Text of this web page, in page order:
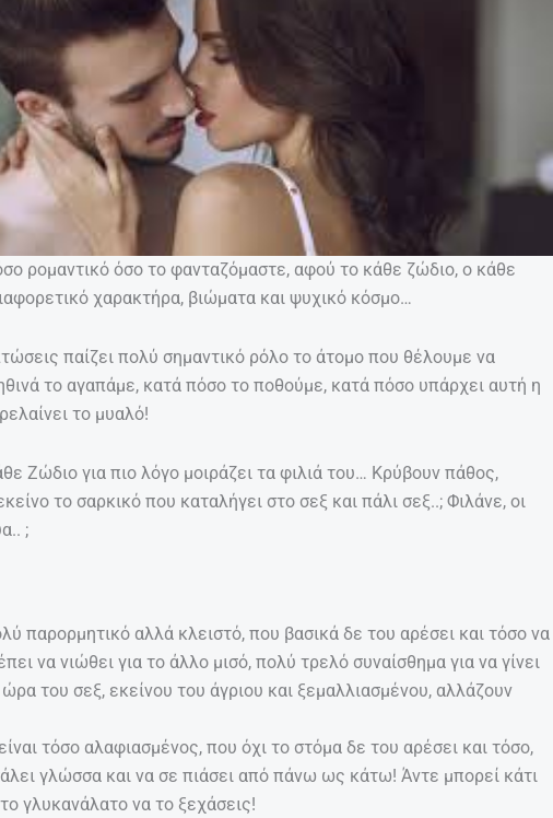
ρομαντικό όσο το φανταζόμαστε, αφού το κάθε ζώδιο, ο κάθε
χαρακτήρα, βιώματα και ψυχικό κόσμο…
παίζει πολύ σημαντικό ρόλο το άτομο που θέλουμε να
το αγαπάμε, κατά πόσο το ποθούμε, κατά πόσο υπάρχει αυτή η
το μυαλό!
Ζώδιο για πιο λόγο μοιράζει τα φιλιά του… Κρύβουν πάθος,
το σαρκικό που καταλήγει στο σεξ και πάλι σεξ..; Φιλάνε, οι
;
παρορμητικό αλλά κλειστό, που βασικά δε του αρέσει και τόσο να
να νιώθει για το άλλο μισό, πολύ τρελό συναίσθημα για να γίνει
του σεξ, εκείνου του άγριου και ξεμαλλιασμένου, αλλάζουν
τόσο αλαφιασμένος, που όχι το στόμα δε του αρέσει και τόσο,
γλώσσα και να σε πιάσει από πάνω ως κάτω! Άντε μπορεί κάτι
γλυκανάλατο να το ξεχάσεις!